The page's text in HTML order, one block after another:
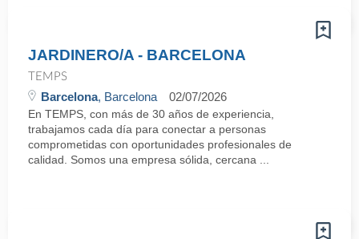
JARDINERO/A - BARCELONA
TEMPS
Barcelona, Barcelona 02/07/2026
En TEMPS, con más de 30 años de experiencia,
trabajamos cada día para conectar a personas
comprometidas con oportunidades profesionales de
calidad. Somos una empresa sólida, cercana ...